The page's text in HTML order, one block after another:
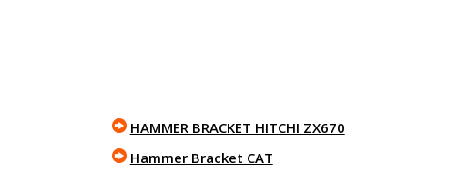
HAMMER BRACKET HITCHI ZX670
Hammer Bracket CAT